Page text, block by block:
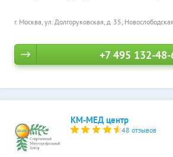
г. Москва, ул. Долгоруковская, д. 35,
+7 495 132-48-
КМ-МЕД центр
48 отзывов